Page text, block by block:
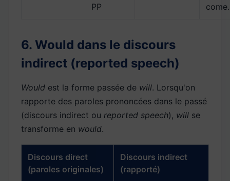
PP
come.
6. Would dans le discours
indirect (reported speech)
Would est la forme passée de will. Lorsqu'on
rapporte des paroles prononcées dans le passé
(discours indirect ou reported speech), will se
transforme en would.
Discours direct
(paroles originales)
Discours indirect
(rapporté)